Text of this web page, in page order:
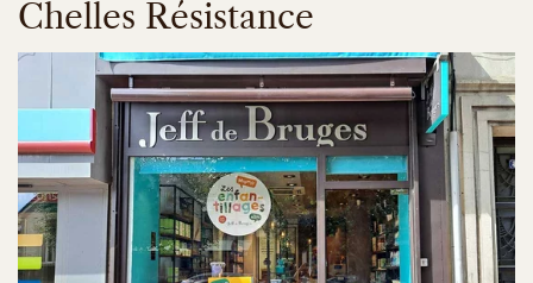
Chelles Résistance